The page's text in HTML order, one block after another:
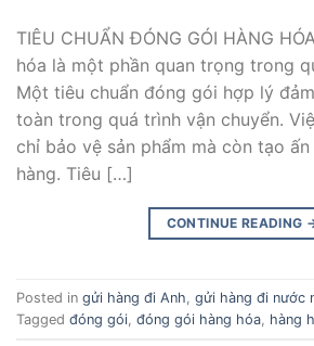
TIÊU CHUẨN ĐÓNG GÓI HÀNG
hóa là một phần quan trọng trong
Một tiêu chuẩn đóng gói hợp lý
toàn trong quá trình vận chuyển.
chỉ bảo vệ sản phẩm mà còn tạo
hàng. Tiêu […]
CONTINUE READING
Posted in gửi hàng đi Anh gửi hàng đi nước
Tagged đóng gói đóng gói hàng hóa hàng